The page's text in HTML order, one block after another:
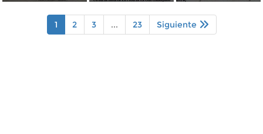
1 2 3 ... 23 Siguiente